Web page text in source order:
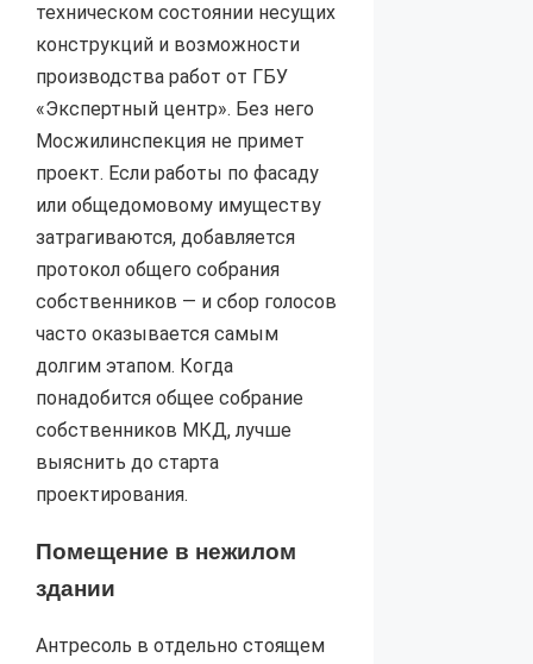
техническом состоянии несущих
конструкций и возможности
производства работ от ГБУ
«Экспертный центр». Без него
Мосжилинспекция не примет
проект. Если работы по фасаду
или общедомовому имуществу
затрагиваются, добавляется
протокол общего собрания
собственников — и сбор голосов
часто оказывается самым
долгим этапом. Когда
понадобится общее собрание
собственников МКД, лучше
выяснить до старта
проектирования.
Помещение в нежилом
здании
Антресоль в отдельно стоящем